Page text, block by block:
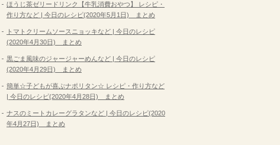
ほうじ茶ゼリードリンク【牛乳消費おやつ】 レシピ・
作り方など | 今日のレシピ(2020年5月1日) まとめ
トマトクリームソースニョッキなど | 今日のレシピ
(2020年4月30日) まとめ
黒ごま風味のジャージャーめんなど | 今日のレシピ
(2020年4月29日) まとめ
簡単☆子どもが喜ぶナポリタン☆ レシピ・作り方など
| 今日のレシピ(2020年4月28日) まとめ
ナスのミートカレーグラタンなど | 今日のレシピ(2020
年4月27日) まとめ